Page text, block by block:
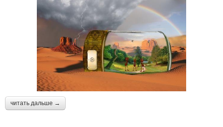
читать дальше →